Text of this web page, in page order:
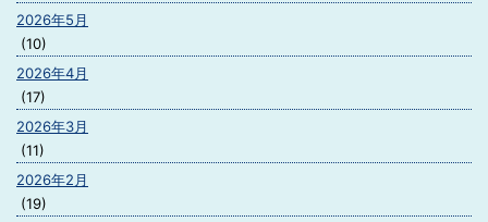
2026年5月
(10)
2026年4月
(17)
2026年3月
(11)
2026年2月
(19)